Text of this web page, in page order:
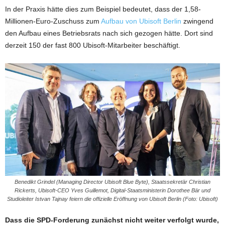
In der Praxis hätte dies zum Beispiel bedeutet, dass der 1,58-
Millionen-Euro-Zuschuss zum Aufbau von Ubisoft Berlin zwingend
den Aufbau eines Betriebsrats nach sich gezogen hätte. Dort sind
derzeit 150 der fast 800 Ubisoft-Mitarbeiter beschäftigt.
Benedikt Grindel (Managing Director Ubisoft Blue Byte), Staatssekretär Christian
Rickerts, Ubisoft-CEO Yves Guillemot, Digital-Staatsministerin Dorothee Bär und
Studioleiter Istvan Tajnay feiern die offizielle Eröffnung von Ubisoft Berlin (Foto: Ubisoft)
Dass die SPD-Forderung zunächst nicht weiter verfolgt wurde,